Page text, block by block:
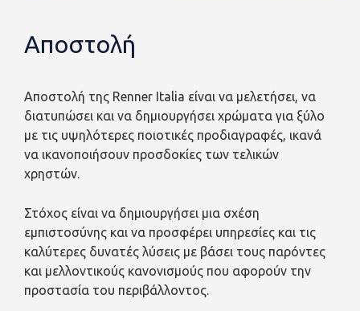
Αποστολή
Aποστολή της Renner Italia είναι να μελετήσει, να
διατυπώσει και να δημιουργήσει χρώματα για ξύλο
με τις υψηλότερες ποιοτικές προδιαγραφές, ικανά
να ικανοποιήσουν προσδοκίες των τελικών
χρηστών.
Στόχος είναι να δημιουργήσει μια σχέση
εμπιστοσύνης και να προσφέρει υπηρεσίες και τις
καλύτερες δυνατές λύσεις με βάσει τους παρόντες
και μελλοντικούς κανονισμούς που αφορούν την
προστασία του περιβάλλοντος.